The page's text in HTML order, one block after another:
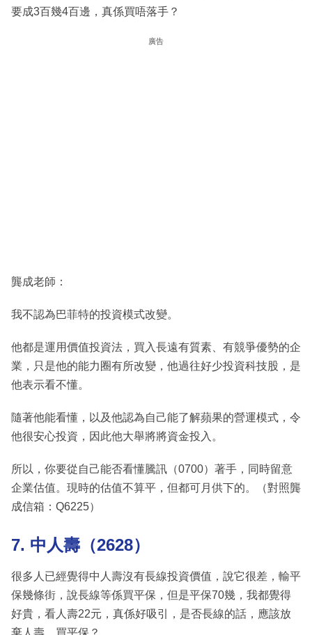
要成3百幾4百邊，真係買唔落手？
廣告
龔成老師：
我不認為巴菲特的投資模式改變。
他都是運用價值投資法，買入長遠有質素、有競爭優勢的企
業，只是他的能力圈有所改變，他過往好少投資科技股，是
他表示看不懂。
隨著他能看懂，以及他認為自己能了解蘋果的營運模式，令
他很安心投資，因此他大舉將將資金投入。
所以，你要從自己能否看懂騰訊（0700）著手，同時留意
企業估值。現時的估值不算平，但都可月供下的。（對照龔
成信箱：Q6225）
7. 中人壽（2628）
很多人已經覺得中人壽沒有長線投資價值，說它很差，輸平
保幾條街，說長線等係買平保，但是平保70幾，我都覺得
好貴，看人壽22元，真係好吸引，是否長線的話，應該放
棄人壽，買平保？